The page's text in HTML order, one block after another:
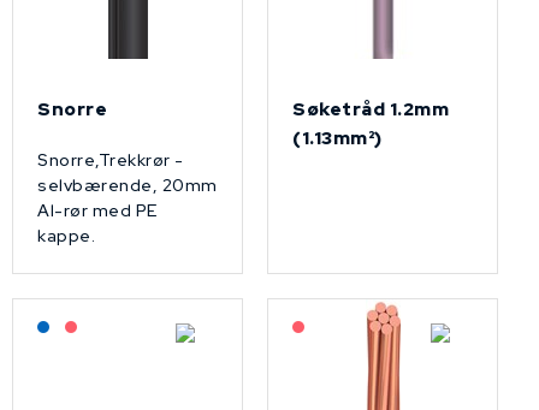
Snorre
Snorre,Trekkrør -
selvbærende, 20mm
Al-rør med PE
kappe.
Søketråd 1.2mm
(1.13mm²)
Lagerført: NEK Kabel
På forespørsel På forespørsel